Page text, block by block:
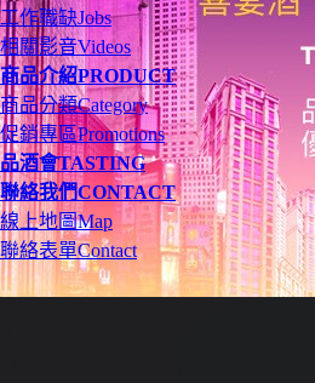
工作職缺Jobs
相關影音Videos
商品介紹PRODUCT
商品分類Category
促銷專區Promotions
品酒會TASTING
聯絡我們CONTACT
線上地圖Map
聯絡表單Contact